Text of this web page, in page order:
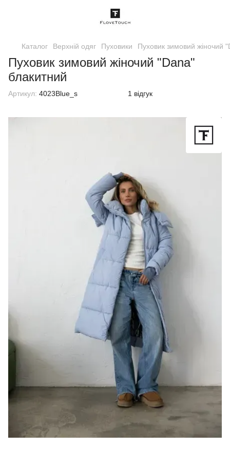
Каталог Верхній одяг Пуховики Пуховик зимовий жіночий
Пуховик зимовий жіночий "Dana"
блакитний
Артикул: 4023Blue_s 1 відгук